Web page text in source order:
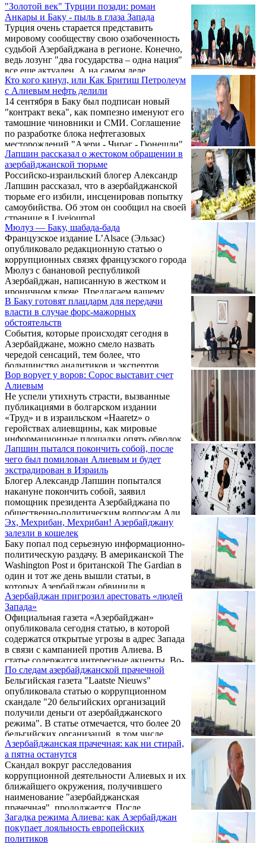
"Золотой век" Турции позади: роман
Анкары и Баку - пыль в глаза Запада
Турция очень старается представить
мировому сообществу свою озабоченность
судьбой Азербайджана в регионе. Конечно,
ведь лозунг "два государства – одна нация"
все еще актуален. А на самом деле…
Кто кого кинул, или Как Бритиш Петролеум
с Алиевым нефть делили
14 сентября в Баку был подписан новый
"контракт века", как помпезно именуют его
тамошние чиновники и СМИ. Соглашение
по разработке блока нефтегазовых
месторождений "Азери - Чираг - Гюнешли"
(АЧГ), рассчитанное до 2050 года,
предполагает куда более выгодный для
Азербайджана расклад долевого участия. В
частности, доля SOCAR
(Госнефтекомпании Азербайджана)
увеличена более чем вдвое - с прежних
11,65 до 25%, соответственно, доля
оператора - British Petroleum (BP) снижена с
35,8 до 30, 37%. Остальное ...
Лапшин рассказал о жестоком обращении в
азербайджанской тюрьме
Российско-израильский блогер Александр
Лапшин рассказал, что в азербайджанской
тюрьме его избили, инсценировав попытку
самоубийства. Об этом он сообщил на своей
странице в Livejournal.
Мюлуз — Баку, шабада-бада
Французское издание L’Alsace (Эльзас)
опубликовало редакционную статью о
коррупционных связях французского города
Мюлуз с банановой республикой
Азербайджан, написанную в жестком и
ироничном ключе. Предлагаем вашему
вниманию перевод данного материала без
купюр.
В Баку готовят плацдарм для передачи
власти в случае форс-мажорных
обстоятельств
События, которые происходят сегодня в
Азербайджане, можно смело назвать
чередой сенсаций, тем более, что
большинство аналитиков и экспертов
«разбирают» отдельные эпизоды, хотя все
события, свидетелями которых мы
становимся, четко вписываются в логику
противостояния между азербайджанскими
властями и западным политическим
истеблишментом.
Вор ворует у воров: Сорос выставит счет
Алиевым
Не успели утихнуть страсти, вызванные
публикациями в болгарском издании
«Труд» и в израильском «Haaretz» о
геройствах алиевщины, как мировые
информационные площадки опять обволок
смрад, источаемый аналогуолмаяновым
скунсом.
Лапшин пытался покончить собой, после
чего был помилован Алиевым и будет
экстрадирован в Израиль
Блогер Александр Лапшин попытался
накануне покончить собой, заявил
помощник президента Азербайджана по
общественно-политическим вопросам Али
Гасанов.
Эх, Мехрибан, Мехрибан! Азербайджану
залезли в кошелек
Баку попал под серьезную информационно-
политическую раздачу. В американской The
Washington Post и британской The Gardian в
один и тот же день вышли статьи, в
которых Азербайджан обвинили в
отмывании денег через европейских
политиков. При этом упоминались сам
азербайджанский президент Ильхам Алиев
и члены его семьи. Баку стал отбиваться
традиционным способом, быстро «выявив»,
что в этой акции, конечно, виноваты
«представители западного армянского
лобби».
Азербайджан пригрозил арестовать «людей
Запада»
Официальная газета «Азербайджан»
опубликовала сегодня статью, в которой
содержатся открытые угрозы в адрес Запада
в связи с кампанией против Алиева. В
статье содержатся интересные акценты. Во-
первых, утверждается, что у Трампа с
Алиевым хорошие отношения, и кампания
против Азербайджана проводится «по
обамовской инерции».
По следам азербайджанской прачечной
Бельгийская газета "Laatste Nieuws"
опубликовала статью о коррупционном
скандале "20 бельгийских организаций
получили деньги от азербайджанского
режима". В статье отмечается, что более 20
бельгийских организаций, в том числе
"Солве" и "Проксимус", в 2012-2014 годах
получали деньги из Азербайджана через
посредников. Общая сумма сделок
составила 2,1 млрд евро.
Азербайджанская прачечная: как ни стирай,
а пятна останутся
Скандал вокруг расследования
коррупционной деятельности Алиевых и их
ближайшего окружения, получившего
наименование "азербайджанская
прачечная", продолжается. После
публикации Центра по исследованию
коррупции и организованной преступности
(OCCRP) появились сообщения,
Загадка режима Алиева: как Азербайджан
покупает лояльность европейских
политиков